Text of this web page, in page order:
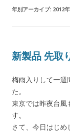
年別アーカイブ: 2012年
新製品 先取
梅雨入りして一週
た。
東京では昨夜台風
す。
さて、今日はじ